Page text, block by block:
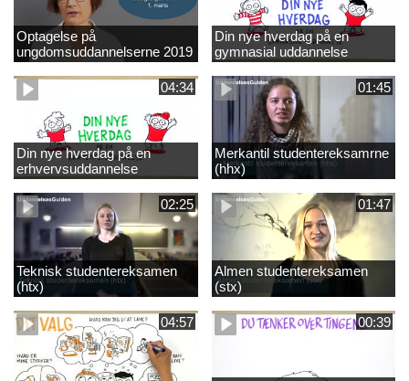
Optagelse på
ungdomsuddannelserne 2019
Din nye hverdag på en
gymnasial uddannelse
04:34
Din nye hverdag på en
erhvervsuddannelse
01:45
Merkantil studentereksamrne
(hhx)
02:25
Teknisk studentereksamen
(htx)
01:47
Almen studentereksamen
(stx)
04:57 00:39